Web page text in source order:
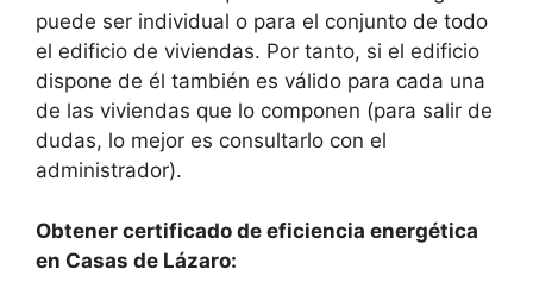
puede ser individual o para el conjunto de todo
el edificio de viviendas. Por tanto, si el edificio
dispone de él también es válido para cada una
de las viviendas que lo componen (para salir de
dudas, lo mejor es consultarlo con el
administrador).
Obtener certificado de eficiencia energética
en Casas de Lázaro: